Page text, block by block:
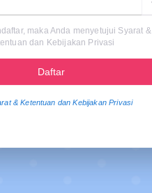
maka Anda menyetujui Syarat &
dan Kebijakan Privasi
Daftar
& Ketentuan dan Kebijakan Privasi